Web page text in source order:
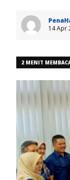
14 Apr
2 MENIT